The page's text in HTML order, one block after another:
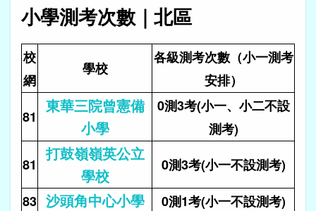
小學測考次數｜北區
校
網
學校
各級測考次數（小一測考
安排）
81
東華三院曾憲備
小學
0測3考(小一、小二不設
測考)
81
打鼓嶺嶺英公立
學校
0測3考(小一不設測考)
83 沙頭角中心小學
0測1考(小一不設測考)